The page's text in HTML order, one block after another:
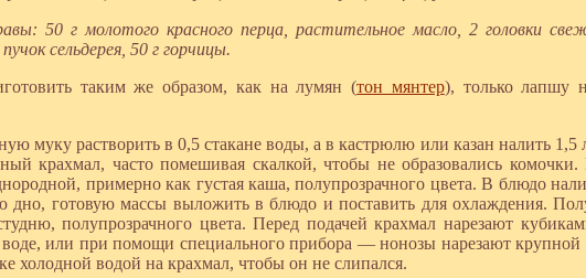
50 г молотого красного перца, растительное масло, 2 головки
сельдерея, 50 г горчицы.
таким же образом, как на лумян (тон мянтер), только лапшу
муку растворить в 0,5 стакане воды, а в кастрюлю или казан налить 1,5
крахмал, часто помешивая скалкой, чтобы не образовались
примерно как густая каша, полупрозрачного цвета. В блюдо
дно, готовую массы выложить в блюдо и поставить для охлаждения.
полупрозрачного цвета. Перед подачей крахмал нарезают
или при помощи специального прибора — нонозы нарезают крупной
холодной водой на крахмал, чтобы он не слипался.